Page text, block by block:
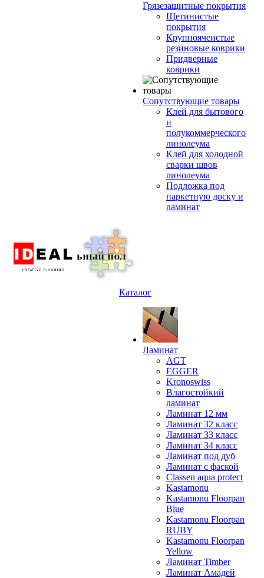
Грязезащитные покрытия
Щетинистые
покрытия
Крупноячеистые
резиновые коврики
Придверные
коврики
Сопутствующие товары
Клей для бытового
и
полукоммерческого
линолеума
Клей для холодной
сварки швов
линолеума
Подложка под
паркетную доску и
ламинат
Каталог
Ламинат
AGT
EGGER
Kronoswiss
Влагостойкий
ламинат
Ламинат 12 мм
Ламинат 32 класс
Ламинат 33 класс
Ламинат 34 класс
Ламинат под дуб
Ламинат с фаской
Classen aqua protect
Kastamonu
Kastamonu Floorpan
Blue
Kastamonu Floorpan
RUBY
Kastamonu Floorpan
Yellow
Ламинат Timber
Ламинат Амадей